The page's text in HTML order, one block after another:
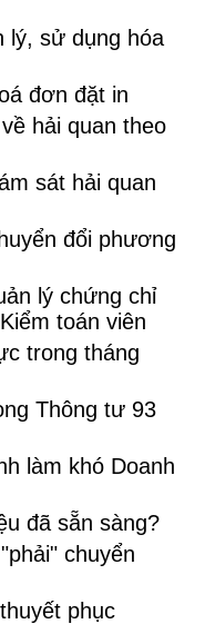
lý, sử dụng hóa
đơn đặt in
hải quan theo
sát hải quan
đổi phương
lý chứng chỉ
toán viên
trong tháng
Thông tư 93
làm khó Doanh
đã sẵn sàng?
chuyển
phục